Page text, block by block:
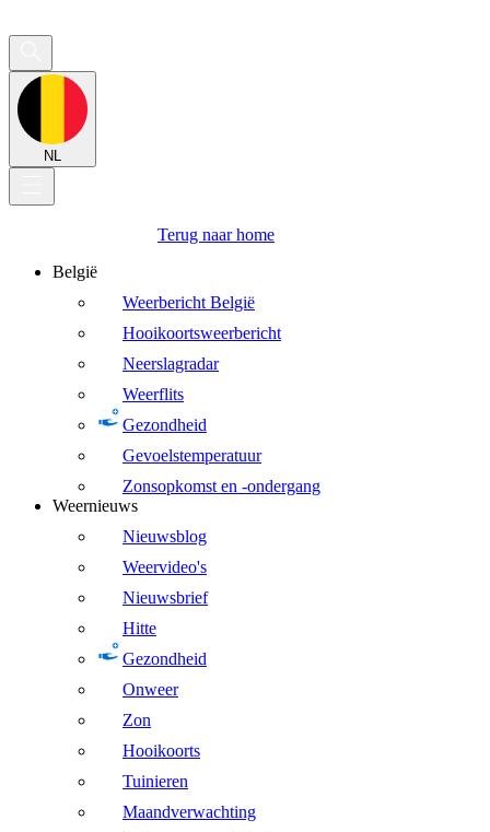
NL
Terug naar home
België
Weerbericht België
Hooikoortsweerbericht
Neerslagradar
Weerflits
Gezondheid
Gevoelstemperatuur
Zonsopkomst en -ondergang
Weernieuws
Nieuwsblog
Weervideo's
Nieuwsbrief
Hitte
Gezondheid
Onweer
Zon
Hooikoorts
Tuinieren
Maandverwachting